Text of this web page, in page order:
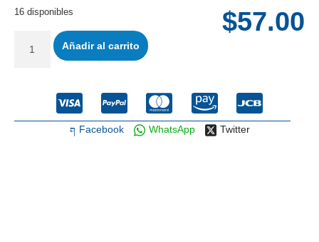
$57.00
16 disponibles
Añadir al carrito
Facebook WhatsApp Twitter